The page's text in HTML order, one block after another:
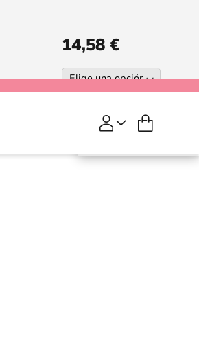
Libenae
14,58 €
COMPRAR